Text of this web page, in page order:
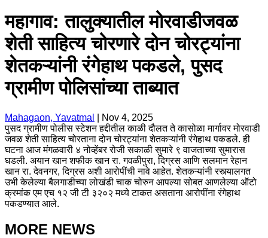
महागाव: तालुक्यातील मोरवाडीजवळ
शेती साहित्य चोरणारे दोन चोरट्यांना
शेतकऱ्यांनी रंगेहाथ पकडले, पुसद
ग्रामीण पोलिसांच्या ताब्यात
Mahagaon, Yavatmal
Nov 4, 2025
पुसद ग्रामीण पोलीस स्टेशन हद्दीतील काळी दौलत ते कासोळा मार्गावर मोरवाडी
जवळ शेती साहित्य चोरताना दोन चोरट्यांना शेतकऱ्यांनी रंगेहाथ पकडले. ही
घटना आज मंगळवारी ४ नोव्हेंबर रोजी सकाळी सुमारे ९ वाजताच्या सुमारास
घडली. अयान खान शफीक खान रा. गवळीपुरा, दिग्रस आणि सलमान रेहान
खान रा. देवनगर, दिग्रस अशी आरोपींची नावे आहेत. शेतकऱ्यांनी रस्त्यालगत
उभी केलेल्या बैलगाडीच्या लोखंडी चाक चोरुन आपल्या सोबत आणलेल्या ऑटो
क्रमांक एम एच १२ जी टी ३२०२ मध्ये टाकत असताना आरोपींना रंगेहाथ
पकडण्यात आले.
MORE NEWS